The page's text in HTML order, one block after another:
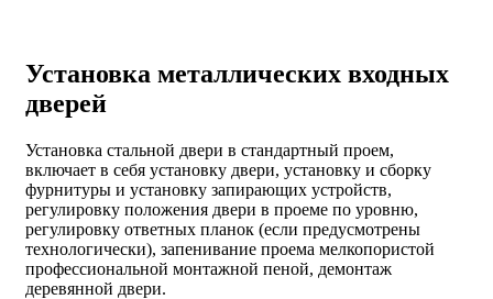
Установка металлических входных
дверей
Установка стальной двери в стандартный проем,
включает в себя установку двери, установку и сборку
фурнитуры и установку запирающих устройств,
регулировку положения двери в проеме по уровню,
регулировку ответных планок (если предусмотрены
технологически), запенивание проема мелкопористой
профессиональной монтажной пеной, демонтаж
деревянной двери.